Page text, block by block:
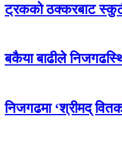
ट्रकको ठक्करबाट
बकैया बाढीले
निजगढमा ‘श्रीमद्